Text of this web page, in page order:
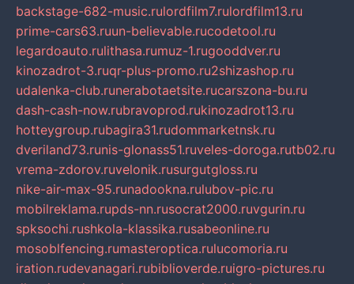
backstage-682-music.rulordfilm7.rulordfilm13.ru
prime-cars63.ruun-believable.rucodetool.ru
legardoauto.rulithasa.rumuz-1.rugooddver.ru
kinozadrot-3.ruqr-plus-promo.ru2shizashop.ru
udalenka-club.runerabotaetsite.rucarszona-bu.ru
dash-cash-now.rubravoprod.rukinozadrot13.ru
hotteygroup.rubagira31.rudommarketnsk.ru
dveriland73.runis-glonass51.ruveles-doroga.rutb02.ru
vrema-zdorov.ruvelonik.rusurgutgloss.ru
nike-air-max-95.runadookna.rulubov-pic.ru
mobilreklama.rupds-nn.rusocrat2000.ruvgurin.ru
spksochi.rushkola-klassika.rusabeonline.ru
mosoblfencing.rumasteroptica.rulucomoria.ru
iration.rudevanagari.rubiblioverde.ruigro-pictures.ru